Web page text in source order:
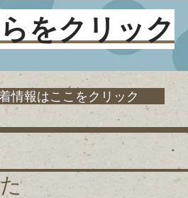
をクリック
情報はここをクリック